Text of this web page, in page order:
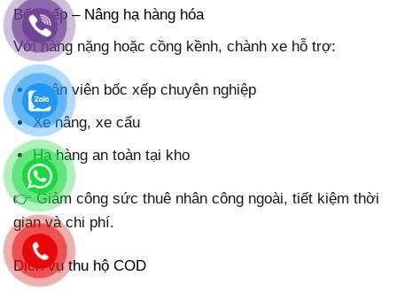
Bốc xếp – Nâng hạ hàng hóa
Với hàng nặng hoặc cồng kềnh, chành xe hỗ trợ:
Nhân viên bốc xếp chuyên nghiệp
Xe nâng, xe cẩu
Hạ hàng an toàn tại kho
👉 Giảm công sức thuê nhân công ngoài, tiết kiệm thời
gian và chi phí.
Dịch vụ thu hộ COD